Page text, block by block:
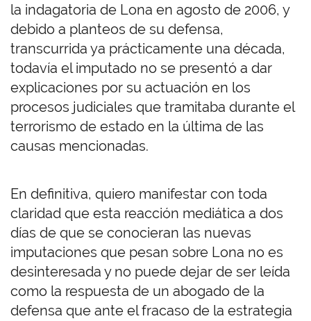
la indagatoria de Lona en agosto de 2006, y
debido a planteos de su defensa,
transcurrida ya prácticamente una década,
todavía el imputado no se presentó a dar
explicaciones por su actuación en los
procesos judiciales que tramitaba durante el
terrorismo de estado en la última de las
causas mencionadas.
En definitiva, quiero manifestar con toda
claridad que esta reacción mediática a dos
días de que se conocieran las nuevas
imputaciones que pesan sobre Lona no es
desinteresada y no puede dejar de ser leída
como la respuesta de un abogado de la
defensa que ante el fracaso de la estrategia